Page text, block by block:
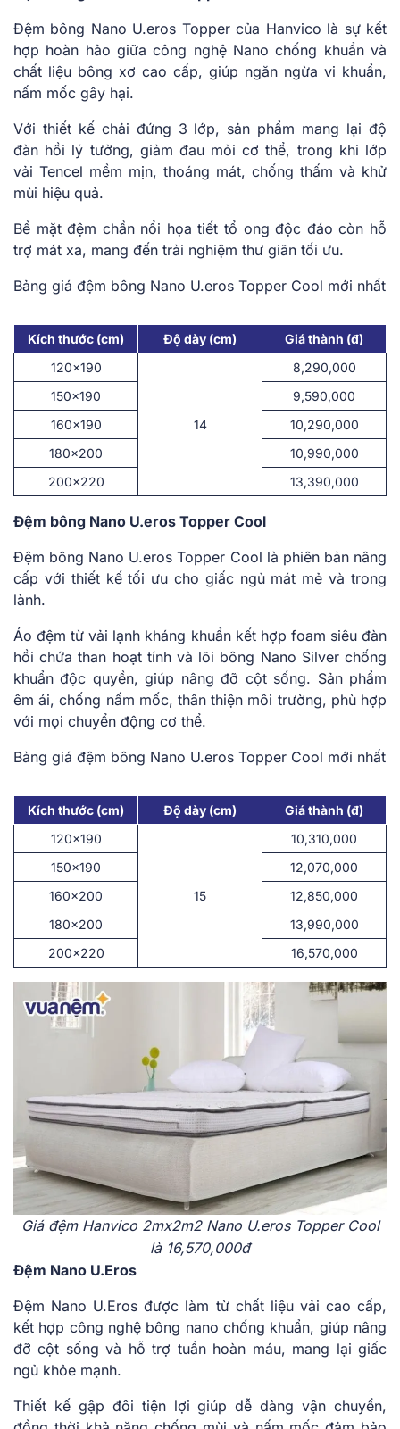
Đệm bông Nano U.eros Topper của Hanvico là sự kết
hợp hoàn hảo giữa công nghệ Nano chống khuẩn và
chất liệu bông xơ cao cấp, giúp ngăn ngừa vi khuẩn,
nấm mốc gây hại.
Với thiết kế chải đứng 3 lớp, sản phẩm mang lại độ
đàn hồi lý tưởng, giảm đau mỏi cơ thể, trong khi lớp
vải Tencel mềm mịn, thoáng mát, chống thấm và khử
mùi hiệu quả.
Bề mặt đệm chần nổi họa tiết tổ ong độc đáo còn hỗ
trợ mát xa, mang đến trải nghiệm thư giãn tối ưu.
Bảng giá đệm bông Nano U.eros Topper Cool mới nhất
Kích thước (cm) Độ dày (cm)
Giá thành (đ)
120×190
14
8,290,000
150×190
9,590,000
160×190
10,290,000
180×200
10,990,000
200×220
13,390,000
Đệm bông Nano U.eros Topper Cool
Đệm bông Nano U.eros Topper Cool là phiên bản nâng
cấp với thiết kế tối ưu cho giấc ngủ mát mẻ và trong
lành.
Áo đệm từ vải lạnh kháng khuẩn kết hợp foam siêu đàn
hồi chứa than hoạt tính và lõi bông Nano Silver chống
khuẩn độc quyền, giúp nâng đỡ cột sống. Sản phẩm
êm ái, chống nấm mốc, thân thiện môi trường, phù hợp
với mọi chuyển động cơ thể.
Bảng giá đệm bông Nano U.eros Topper Cool mới nhất
Kích thước (cm) Độ dày (cm)
Giá thành (đ)
120×190
15
10,310,000
150×190
12,070,000
160×200
12,850,000
180×200
13,990,000
200×220
16,570,000
Giá đệm Hanvico 2mx2m2 Nano U.eros Topper Cool
là 16,570,000đ
Đệm Nano U.Eros
Đệm Nano U.Eros được làm từ chất liệu vải cao cấp,
kết hợp công nghệ bông nano chống khuẩn, giúp nâng
đỡ cột sống và hỗ trợ tuần hoàn máu, mang lại giấc
ngủ khỏe mạnh.
Thiết kế gập đôi tiện lợi giúp dễ dàng vận chuyển,